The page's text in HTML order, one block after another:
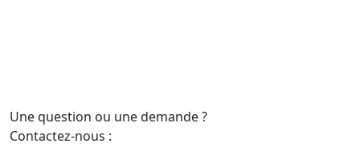
Une question ou une demande ?
Contactez-nous :